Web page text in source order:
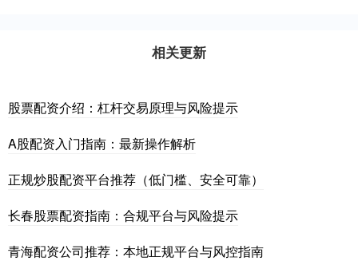
相关更新
股票配资介绍：杠杆交易原理与风险提示
A股配资入门指南：最新操作解析
正规炒股配资平台推荐（低门槛、安全可靠）
长春股票配资指南：合规平台与风险提示
青海配资公司推荐：本地正规平台与风控指南